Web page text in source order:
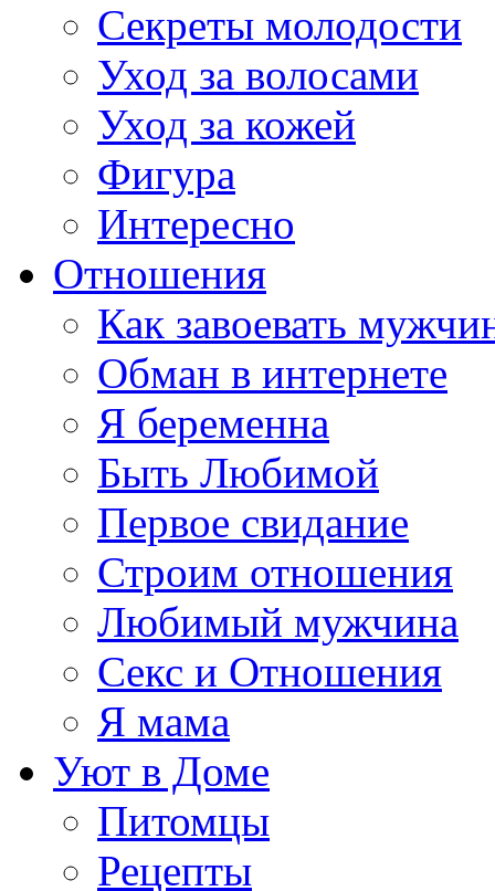
Секреты молодости
Уход за волосами
Уход за кожей
Фигура
Интересно
Отношения
Как завоевать
Обман в интернете
Я беременна
Быть Любимой
Первое свидание
Строим отношения
Любимый мужчина
Секс и Отношения
Я мама
Уют в Доме
Питомцы
Рецепты